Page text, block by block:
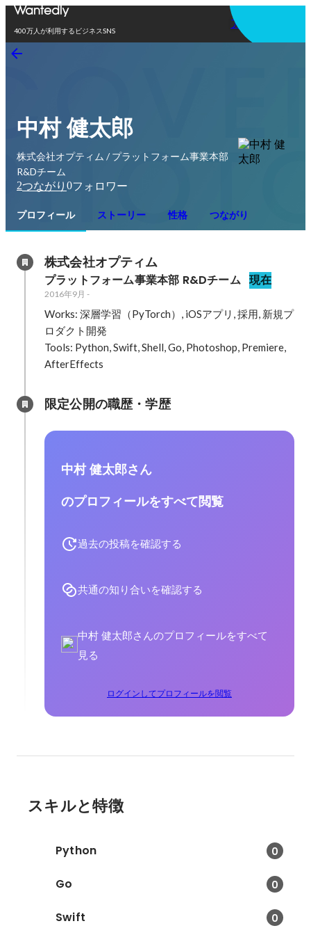
400万人が利用するビジネスSNS
アプリを使う
中村 健太郎
株式会社オプティム / プラットフォーム事業本部
R&Dチーム
2つながり 0フォロワー
プロフィール ストーリー 性格 つながり
株式会社オプティム
プラットフォーム事業本部 R&Dチーム 現在
2016年9月 -
Works: 深層学習（PyTorch）, iOSアプリ, 採用, 新規プ
ロダクト開発
Tools: Python, Swift, Shell, Go, Photoshop, Premiere,
限定公開の職歴・学歴
中村 健太郎さん
のプロフィールをすべて閲覧
過去の投稿を確認する
共通の知り合いを確認する
中村 健太郎さんのプロフィールをすべて
見る
ログインしてプロフィールを閲覧
スキルと特徴
Python 0
Go 0
Swift 0